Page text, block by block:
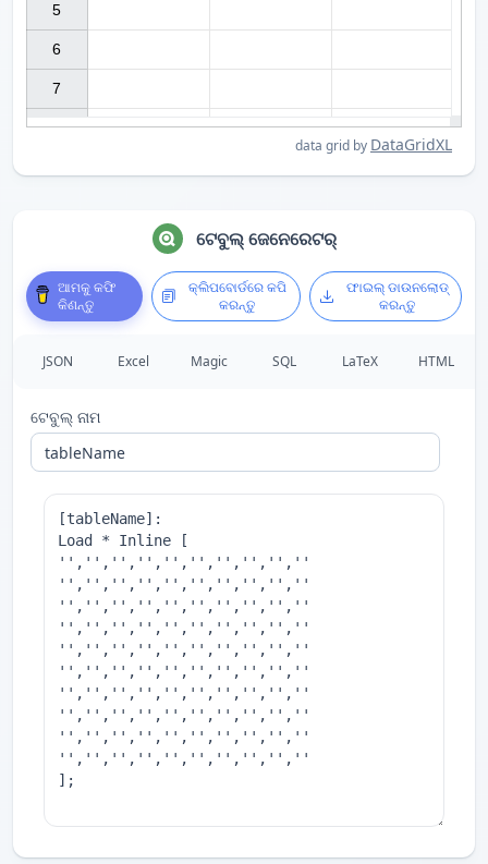
data grid by DataGridXL
5
6
7
ଟେବୁଲ୍ ଜେନେରେଟର୍
ଆମକୁ କଫି
କିଣନ୍ତୁ
କ୍ଲିପବୋର୍ଡରେ କପି
କରନ୍ତୁ
ଫାଇଲ୍ ଡାଉନଲୋଡ୍
କରନ୍ତୁ
JSON Excel Magic SQL LaTeX HTML
ଟେବୁଲ୍ ନାମ